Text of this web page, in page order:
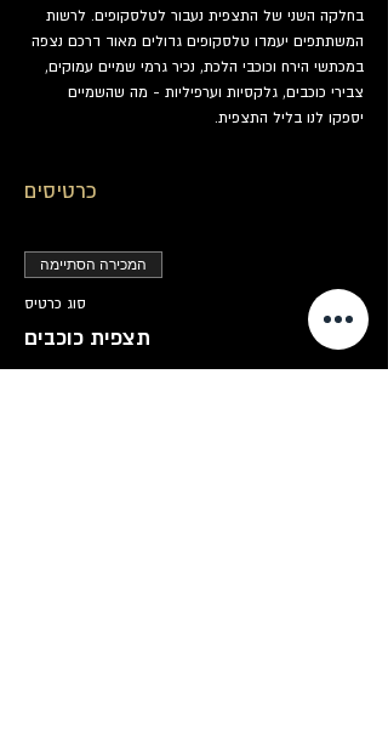
בחלקה השני של התצפית נעבור לטלסקופים. לרשות
המשתתפים יעמדו טלסקופים גדולים מאוד דרכם נצפה
במכתשי הירח וכוכבי הלכת, נכיר גרמי שמיים עמוקים,
צבירי כוכבים, גלקסיות וערפיליות - מה שהשמיים
יספקו לנו בליל התצפית.
כרטיסים
המכירה הסתיימה
סוג כרטיס
תצפית כוכבים